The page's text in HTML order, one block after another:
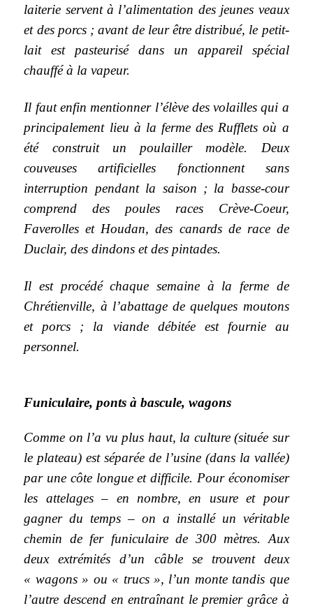
laiterie servent à l’alimentation des jeunes veaux
et des porcs ; avant de leur être distribué, le petit-
lait est pasteurisé dans un appareil spécial
chauffé à la vapeur.
Il faut enfin mentionner l’élève des volailles qui a
principalement lieu à la ferme des Rufflets où a
été construit un poulailler modèle. Deux
couveuses artificielles fonctionnent sans
interruption pendant la saison ; la basse-cour
comprend des poules races Crève-Coeur,
Faverolles et Houdan, des canards de race de
Duclair, des dindons et des pintades.
Il est procédé chaque semaine à la ferme de
Chrétienville, à l’abattage de quelques moutons
et porcs ; la viande débitée est fournie au
personnel.
Funiculaire, ponts à bascule, wagons
Comme on l’a vu plus haut, la culture (située sur
le plateau) est séparée de l’usine (dans la vallée)
par une côte longue et difficile. Pour économiser
les attelages – en nombre, en usure et pour
gagner du temps – on a installé un véritable
chemin de fer funiculaire de 300 mètres. Aux
deux extrémités d’un câble se trouvent deux
« wagons » ou « trucs », l’un monte tandis que
l’autre descend en entraînant le premier grâce à